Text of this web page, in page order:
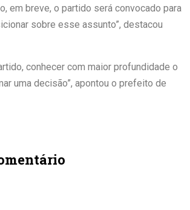
em breve, o partido será convocado para
sobre esse assunto”, destacou
conhecer com maior profundidade o
uma decisão”, apontou o prefeito de